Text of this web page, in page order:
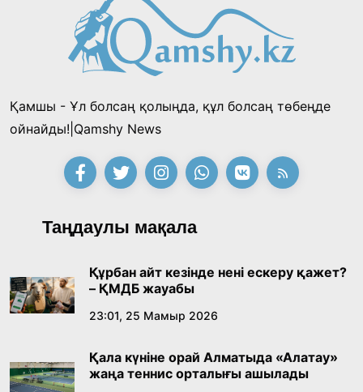
«Тектілер ту көтереді» байқауы өз
жеңімпаздарын анықтады
18:39, 23 Шілде 2026
Қонаев қаласының әкімі «Славян базары»
қабылдады
16:27, 23 Шілде 2026
Қазақ тіліндегі «құт» концептісінің
лингвомәдени сипаты
09:21, 21 Шілде 2026
Абайдың адам тәрбиесі туралы
18:59, 20 Шілде 2026
Қамшы - Ұл болсаң қолыңда, құл болсаң төбеңде
ойнайды!|Qamshy News
Таңдаулы мақала
Құрбан айт кезінде нені ескеру қажет?
– ҚМДБ жауабы
23:01, 25 Мамыр 2026
Қала күніне орай Алматыда «Алатау»
жаңа теннис орталығы ашылады